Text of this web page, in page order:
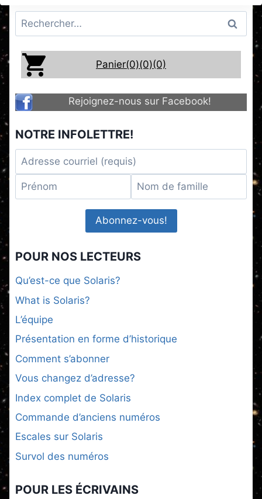
Rechercher :
Panier(0)(0)(0)
Rejoignez-nous sur Facebook!
NOTRE INFOLETTRE!
POUR NOS LECTEURS
Qu’est-ce que Solaris?
What is Solaris?
L’équipe
Présentation en forme d’historique
Comment s’abonner
Vous changez d’adresse?
Index complet de Solaris
Commande d’anciens numéros
Escales sur Solaris
Survol des numéros
POUR LES ÉCRIVAINS